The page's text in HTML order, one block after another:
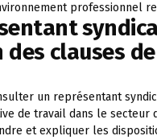
professionnel
clauses
un représentant
de travail dans le secteur
et expliquer les